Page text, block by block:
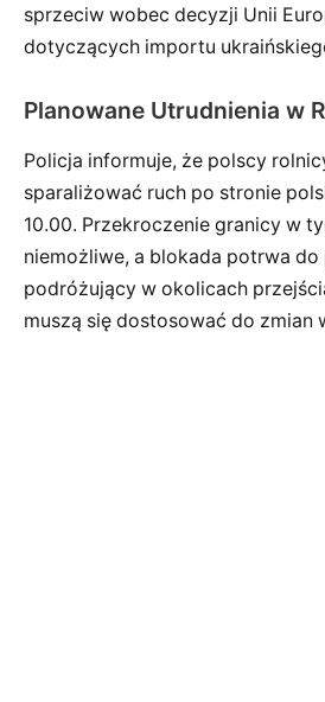
sprzeciw wobec decyzji Unii
dotyczących importu
Planowane Utrudnienia w
Policja informuje, że polscy
sparaliżować ruch po stronie
10.00. Przekroczenie granicy w
niemożliwe, a blokada potrwa do
podróżujący w okolicach
muszą się dostosować do zmian